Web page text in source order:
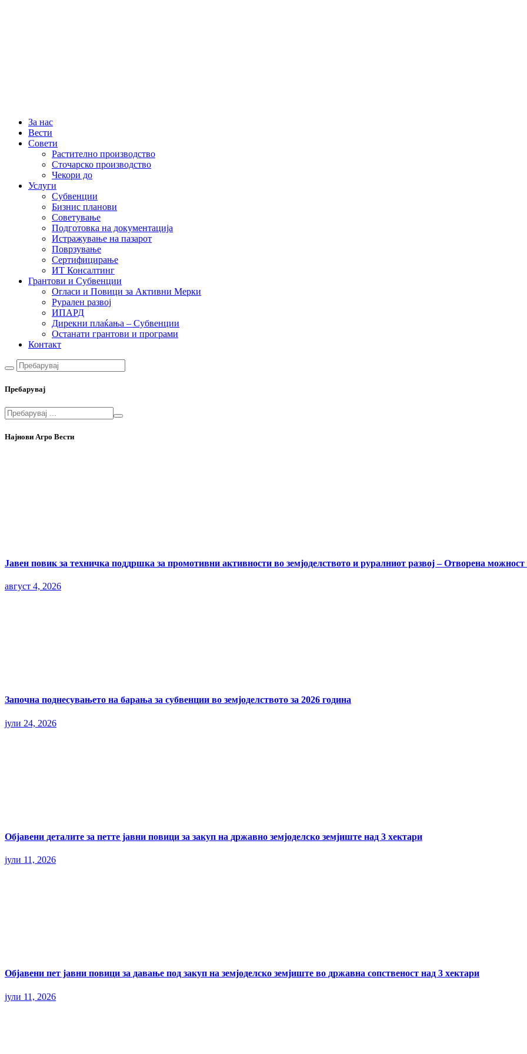
За нас
Вести
Совети
Растително производство
Сточарско производство
Чекори до
Услуги
Субвенции
Бизнис планови
Советување
Подготовка на документација
Истражување на пазарот
Поврзување
Сертифицирање
ИТ Консалтинг
Грантови и Субвенции
Огласи и Повици за Активни Мерки
Рурален развој
ИПАРД
Дирекни плаќања – Субвенции
Останати грантови и програми
Контакт
Пребарувај
Најнови Агро Вести
Јавен повик за техничка поддршка за промотивни активности во земјоделството и руралниот развој – Отворена
август 4, 2026
Започна поднесувањето на барања за субвенции во земјоделството за 2026 година
јули 24, 2026
Објавени деталите за петте јавни повици за закуп на државно земјоделско земјиште над 3 хектари
јули 11, 2026
Објавени пет јавни повици за давање под закуп на земјоделско земјиште во државна сопственост над 3 хектари
јули 11, 2026